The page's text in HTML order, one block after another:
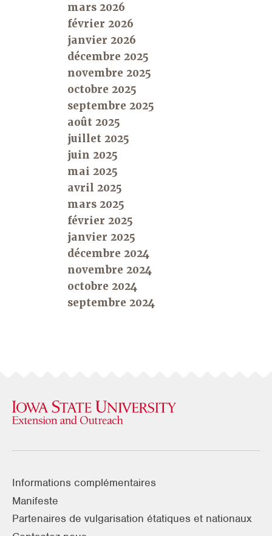
mars 2026
février 2026
janvier 2026
décembre 2025
novembre 2025
octobre 2025
septembre 2025
août 2025
juillet 2025
juin 2025
mai 2025
avril 2025
mars 2025
février 2025
janvier 2025
décembre 2024
novembre 2024
octobre 2024
septembre 2024
Informations complémentaires
Manifeste
Partenaires de vulgarisation étatiques et nationaux